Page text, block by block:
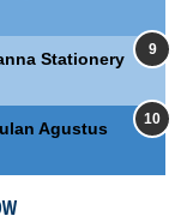
Stationery
Agustus